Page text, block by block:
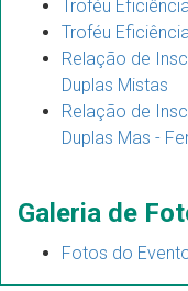
Troféu
Troféu
Relação de
Duplas Mistas
Relação de
Duplas Mas -
Galeria de
Fotos do